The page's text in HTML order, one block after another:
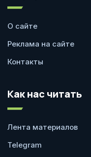
О сайте
Реклама на сайте
Контакты
Как нас читать
Лента материалов
Telegram